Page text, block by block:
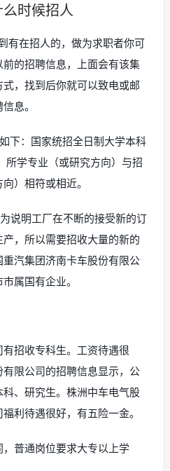
时候招人
有在招人的，做为求职者你可
的招聘信息，上面会有该集
，找到后你就可以致电或邮
息。
下：国家统招全日制大学本科
所学专业（或研究方向）与招
）相符或相近。
说明工厂在不断的接受新的订
，所以需要招收大量的新的
汽集团济南卡车股份有限公
属国有企业。
招收专科生。工资待遇很
限公司的招聘信息显示，公
、研究生。株洲中车电气股
利待遇很好，有五险一金。
普通岗位要求大专以上学